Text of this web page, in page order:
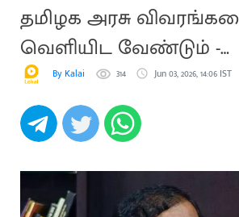
தமிழக அரசு
வெளியிட வேண்டும் -
வேல்முருகன்
By Kalai 314 Jun 03, 2026, 14:06 IST